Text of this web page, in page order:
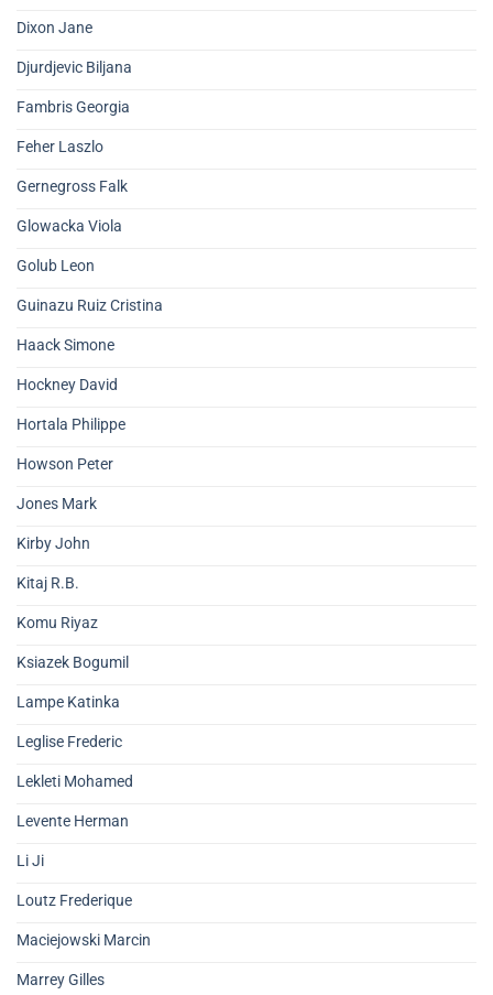
Dixon Jane
Djurdjevic Biljana
Fambris Georgia
Feher Laszlo
Gernegross Falk
Glowacka Viola
Golub Leon
Guinazu Ruiz Cristina
Haack Simone
Hockney David
Hortala Philippe
Howson Peter
Jones Mark
Kirby John
Kitaj R.B.
Komu Riyaz
Ksiazek Bogumil
Lampe Katinka
Leglise Frederic
Lekleti Mohamed
Levente Herman
Li Ji
Loutz Frederique
Maciejowski Marcin
Marrey Gilles